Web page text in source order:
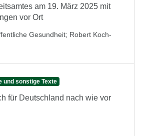
am 19. März 2025 mit
vor Ort
Gesundheit; Robert Koch-
und sonstige Texte
für Deutschland nach wie vor